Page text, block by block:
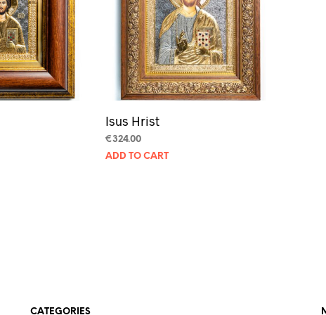
Isus Hrist
€324.00
ADD TO CART
CATEGORIES